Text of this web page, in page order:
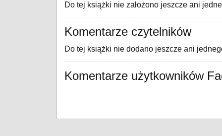
Do tej książki nie założono jeszcze ani
Komentarze czytelników
Do tej książki nie dodano jeszcze ani
Komentarze użytkowników